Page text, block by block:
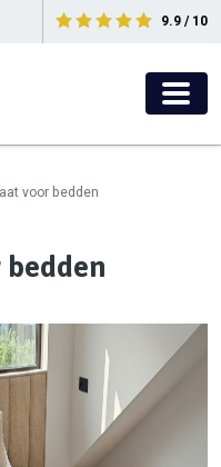
9.9 / 10
voor bedden